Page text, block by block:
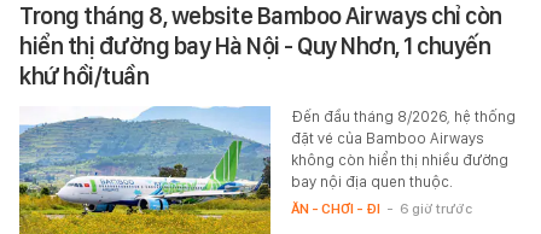
Trong tháng 8, website Bamboo Airways chỉ còn
hiển thị đường bay Hà Nội - Quy Nhơn, 1 chuyến
khứ hồi/tuần
Đến đầu tháng 8/2026, hệ thống
đặt vé của Bamboo Airways
không còn hiển thị nhiều đường
bay nội địa quen thuộc.
ĂN - CHƠI - ĐI - 6 giờ trước